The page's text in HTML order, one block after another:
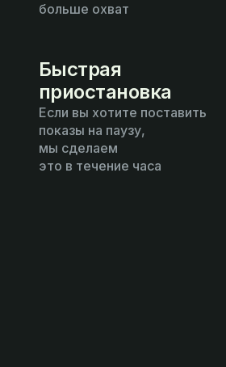
больше охват
Быстрая
приостановка
Если вы хотите поставить
показы на паузу,
мы сделаем
это в течение часа